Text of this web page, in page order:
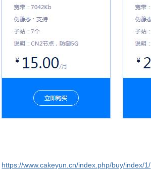
https://www.cakeyun.cn/index.php/buy/index/1/